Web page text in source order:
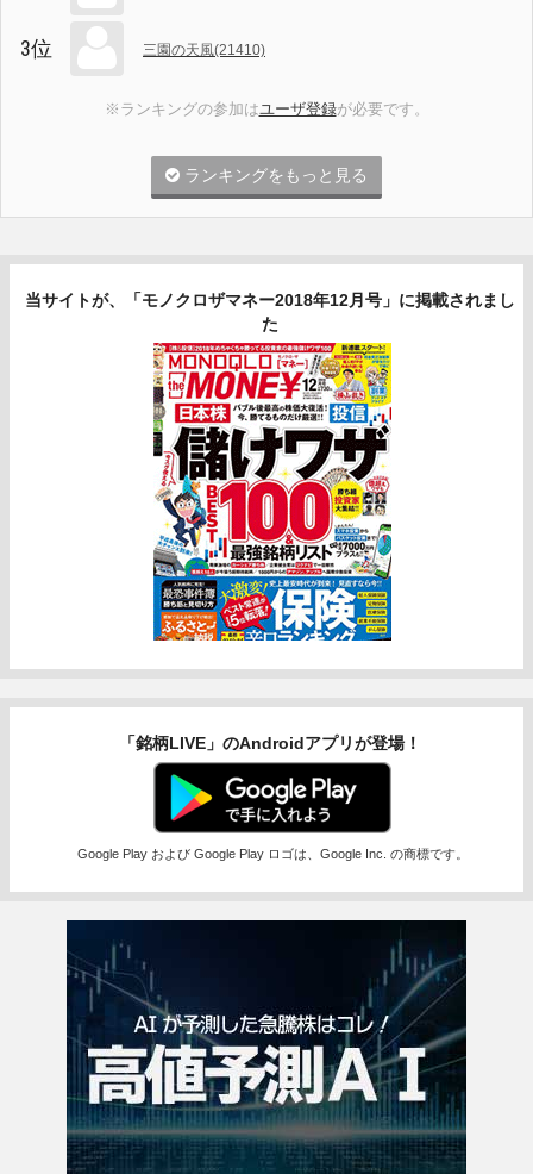
3位 三園の天風(21410)
※ランキングの参加はユーザ登録が必要です。
ランキングをもっと見る
当サイトが、「モノクロザマネー2018年12月号」に掲載されまし
た
「銘柄LIVE」のAndroidアプリが登場！
Google Play および Google Play ロゴは、Google Inc. の商標です。